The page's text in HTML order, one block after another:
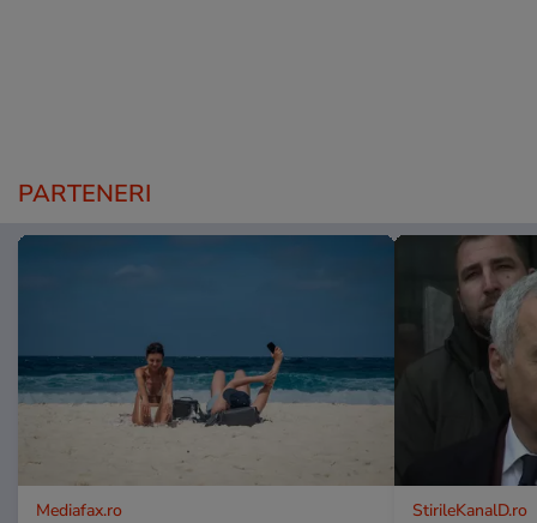
PARTENERI
Mediafax.ro StirileKanalD.ro